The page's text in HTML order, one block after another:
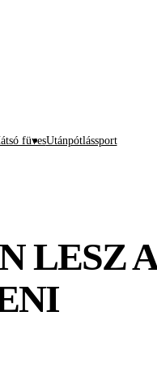
füvesUtánpótlássport
LESZ A